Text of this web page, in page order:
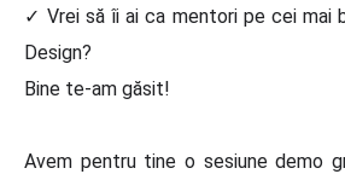
✓ Vrei să îi ai ca mentori pe cei mai
Design?
Bine te-am găsit!
Avem pentru tine o sesiune demo